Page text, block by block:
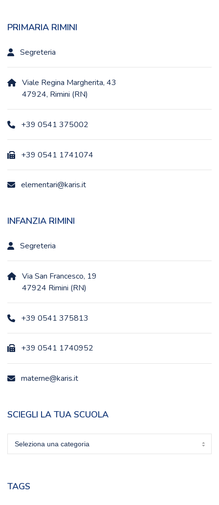
PRIMARIA RIMINI
Segreteria
Viale Regina Margherita, 43
47924, Rimini (RN)
+39 0541 375002
+39 0541 1741074
elementari@karis.it
INFANZIA RIMINI
Segreteria
Via San Francesco, 19
47924 Rimini (RN)
+39 0541 375813
+39 0541 1740952
materne@karis.it
SCIEGLI LA TUA SCUOLA
Sciegli
TAGS